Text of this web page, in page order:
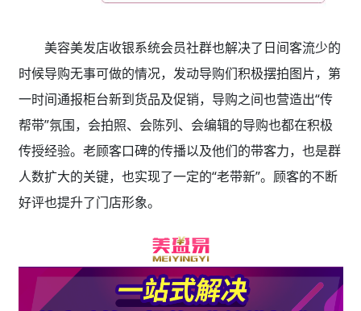
美容美发店收银系统会员社群也解决了日间客流少的
时候导购无事可做的情况，发动导购们积极摆拍图片，第
一时间通报柜台新到货品及促销，导购之间也营造出“传
帮带”氛围，会拍照、会陈列、会编辑的导购也都在积极
传授经验。老顾客口碑的传播以及他们的带客力，也是群
人数扩大的关键，也实现了一定的“老带新”。顾客的不断
好评也提升了门店形象。